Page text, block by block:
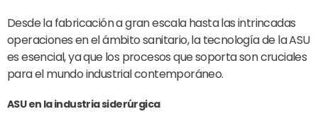
Desde la fabricación a gran escala hasta las intrincadas
operaciones en el ámbito sanitario, la tecnología de la ASU
es esencial, ya que los procesos que soporta son cruciales
para el mundo industrial contemporáneo.
ASU en la industria siderúrgica